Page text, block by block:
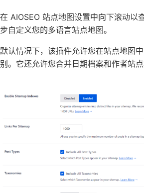
在 AIOSEO 站点地图设置中向下滚动以
步自定义您的多语言站点地图。
默认情况下，该插件允许您在站点地图
别。它还允许您合并日期档案和作者站点